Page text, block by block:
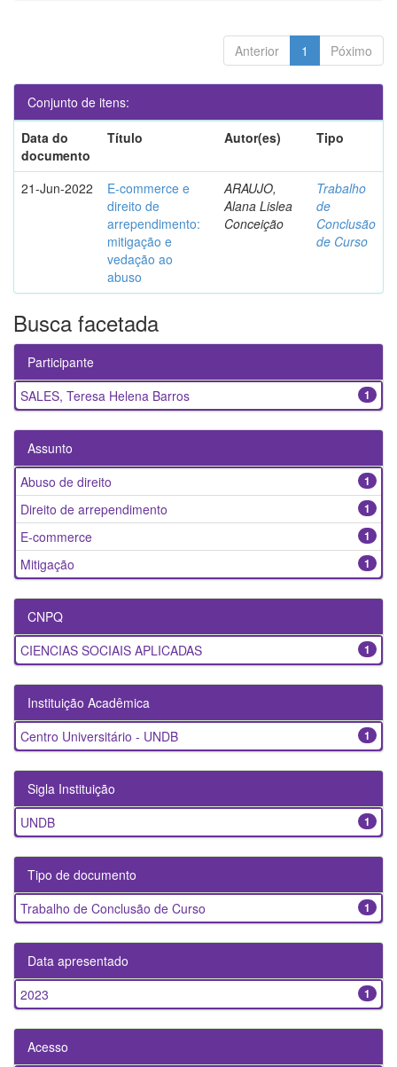
Anterior 1 Póximo
Conjunto de itens:
Data do
documento
Título Autor(es) Tipo
21-Jun-2022
E-commerce e
direito de
arrependimento:
mitigação e
vedação ao
abuso
ARAUJO,
Alana Lislea
Conceição
Trabalho
de
Conclusão
de Curso
Busca facetada
Participante
1
SALES, Teresa Helena Barros
Assunto
1
Abuso de direito
1
Direito de arrependimento
1
E-commerce
1
Mitigação
CNPQ
1
CIENCIAS SOCIAIS APLICADAS
Instituição Acadêmica
1
Centro Universitário - UNDB
Sigla Instituição
1
UNDB
Tipo de documento
1
Trabalho de Conclusão de Curso
Data apresentado
1
2023
Acesso